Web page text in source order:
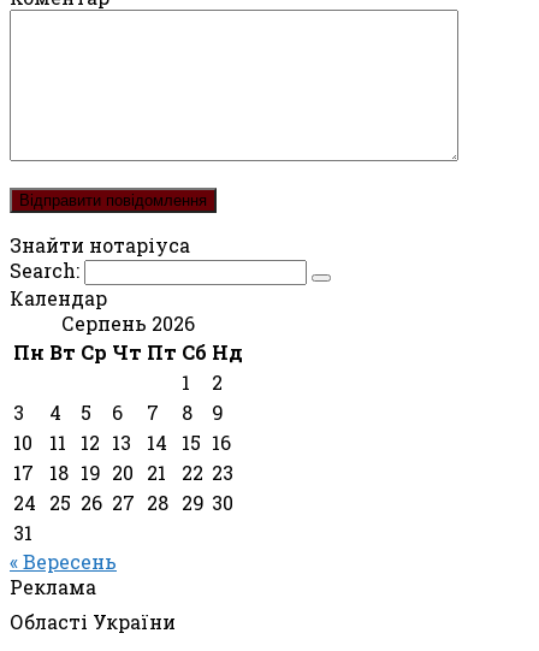
Знайти нотаріуса
Search:
Календар
Серпень 2026
Пн Вт Ср Чт Пт Сб Нд
1
2
3
4 5 6 7 8
9
10
11 12 13 14 15 16
17
18 19 20 21 22 23
24
25 26 27 28 29 30
31
« Вересень
Реклама
Області України